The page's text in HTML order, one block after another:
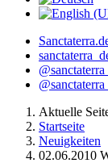
Aktuelle
Startseite
Neuigkeiten
02.06.2010